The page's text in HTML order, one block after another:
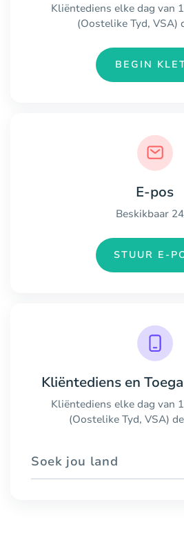
Kliëntediens elke dag van
(Oostelike Tyd, VSA)
BEGIN
E-pos
Beskikbaar
STUUR E-
Kliëntediens en
Kliëntediens elke dag van
(Oostelike Tyd, VSA)
Soek jou land